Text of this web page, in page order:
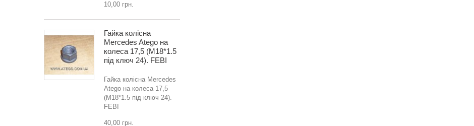
10,00 грн.
Гайка колісна
Mercedes Atego на
колеса 17,5 (M18*1.5
під ключ 24). FEBI
Гайка колісна Mercedes
Atego на колеса 17,5
(M18*1.5 під ключ 24).
FEBI
40,00 грн.